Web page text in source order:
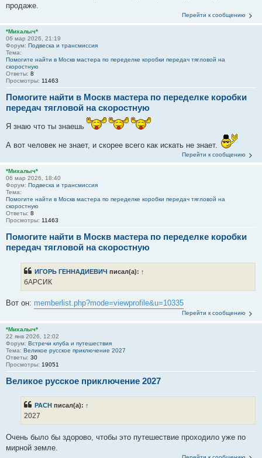
продаже.
Перейти к сообщению
*Михалыч*
06 мар 2026, 21:19
Форум: Подвеска и трансмиссия
Тема:
Помогите найти в Москв мастера по переделке коробки передач тягловой на
скоростную
Ответы: 8
Просмотры: 11463
Помогите найти в Москв мастера по переделке коробки
передач тягловой на скоростную
Я знаю что ты знаешь
А вот человек не знает, и скорее всего как искать не знает.
Перейти к сообщению
*Михалыч*
06 мар 2026, 18:40
Форум: Подвеска и трансмиссия
Тема:
Помогите найти в Москв мастера по переделке коробки передач тягловой на
скоростную
Ответы: 8
Просмотры: 11463
Помогите найти в Москв мастера по переделке коробки
передач тягловой на скоростную
ИГОРЬ ГЕННАДИЕВИЧ писал(а): ↑
бАРСИК
Вот он: memberlist.php?mode=viewprofile&u=10335
Перейти к сообщению
*Михалыч*
22 янв 2026, 12:02
Форум: Встречи клуба и путешествия
Тема: Великое русское приключение 2027
Ответы: 30
Просмотры: 19051
Великое русское приключение 2027
PACH писал(а): ↑
2027
Очень было бы здорово, чтобы это путешествие проходило уже по
мирной земле.